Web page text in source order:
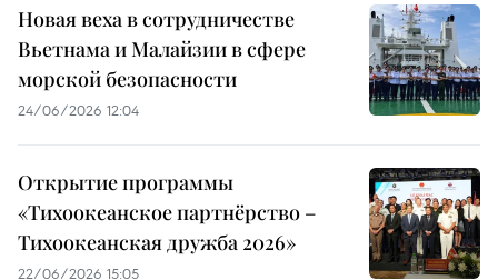
Новая веха в сотрудничестве
Вьетнама и Малайзии в сфере
морской безопасности
24/06/2026 12:04
Открытие программы
«Тихоокеанское партнёрство –
Тихоокеанская дружба 2026»
22/06/2026 15:05